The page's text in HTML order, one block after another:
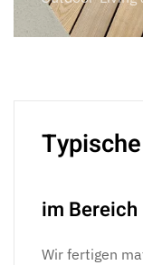
im
Wir fertigen